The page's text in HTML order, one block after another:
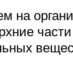
на